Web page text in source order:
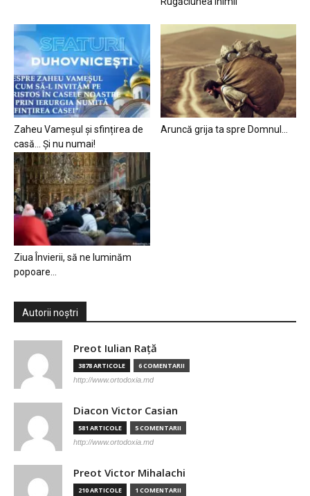
Zaheu Vameșul și sfințirea de
casă… Și nu numai!
Aruncă grija ta spre Domnul…
Ziua Învierii, să ne luminăm
popoare…
Autorii noștri
Preot Iulian Raţă
3878 ARTICOLE 6 COMENTARII
http://www.ortodoxia.md
Diacon Victor Casian
581 ARTICOLE 5 COMENTARII
http://www.ortodoxia.md
Preot Victor Mihalachi
210 ARTICOLE 1 COMENTARII